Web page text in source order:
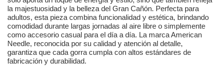
la majestuosidad y la belleza del Gran Cañón. Perfecta para
adultos, esta pieza combina funcionalidad y estética, brindando
comodidad durante largas jornadas al aire libre o simplemente
como accesorio casual para el día a día. La marca American
Needle, reconocida por su calidad y atención al detalle,
garantiza que cada gorra cumpla con altos estándares de
fabricación y durabilidad.